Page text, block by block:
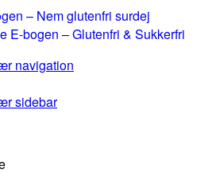
– Nem glutenfri surdej
E-bogen – Glutenfri & Sukkerfri
navigation
sidebar